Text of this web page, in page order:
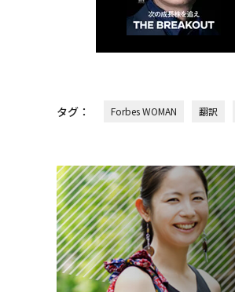
タグ： Forbes WOMAN 翻訳